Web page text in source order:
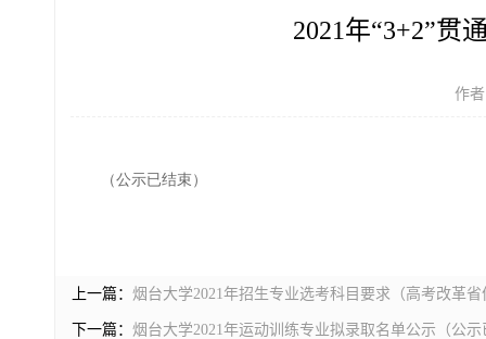
2021年“3+2”贯
作
（公示已结束）
上一篇： 烟台大学2021年招生专业选考科目要求（高考改革省
下一篇： 烟台大学2021年运动训练专业拟录取名单公示（公示